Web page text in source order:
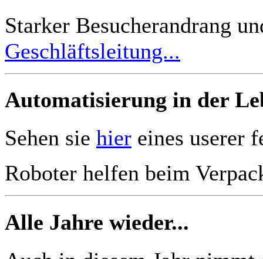
Starker Besucherandrang
Geschläftsleitung...
Automatisierung in der
Sehen sie hier eines userer
Roboter helfen beim
Alle Jahre wieder...